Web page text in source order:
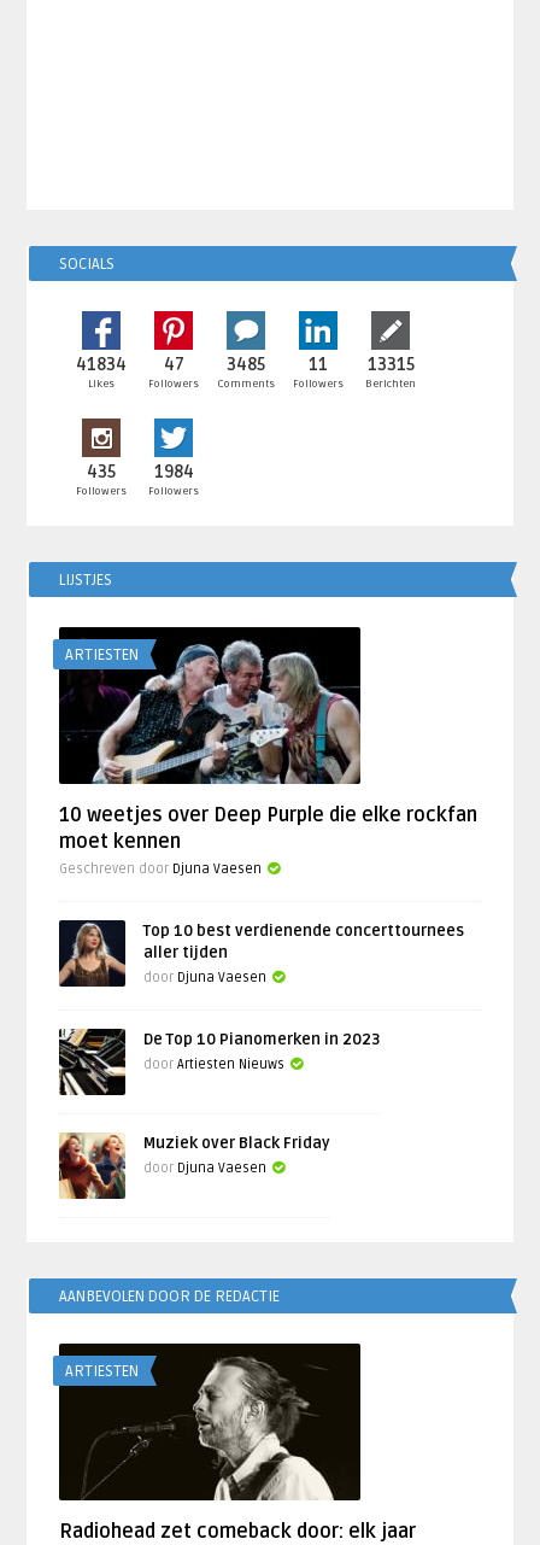
SOCIALS
41834
Likes
47
Followers
3485
Comments
11
Followers
13315
Berichten
435
Followers
1984
Followers
LIJSTJES
ARTIESTEN
10 weetjes over Deep Purple die elke rockfan
moet kennen
Geschreven door Djuna Vaesen
Top 10 best verdienende concerttournees
aller tijden
door Djuna Vaesen
De Top 10 Pianomerken in 2023
doorArtiesten Nieuws
Muziek over Black Friday
door Djuna Vaesen
AANBEVOLEN DOOR DE REDACTIE
ARTIESTEN
Radiohead zet comeback door: elk jaar